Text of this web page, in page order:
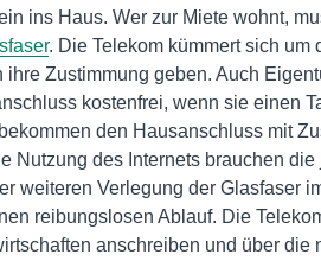
ins Haus. Wer zur Miete wohnt,
. Die Telekom kümmert sich um
Zustimmung geben. Auch
kostenfrei, wenn sie einen
den Hausanschluss mit
Nutzung des Internets brauchen
weiteren Verlegung der Glasfaser
reibungslosen Ablauf. Die
anschreiben und über die